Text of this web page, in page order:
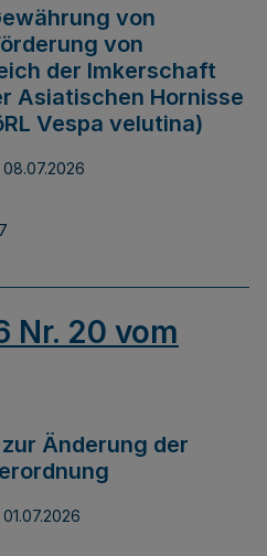
von
von
der Imkerschaft
Asiatischen Hornisse
Vespa velutina)
08.07.2026
Nr. 20 vom
Änderung der
01.07.2026